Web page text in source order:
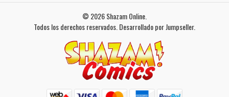
© 2026 Shazam Online.
Todos los derechos reservados. Desarrollado por Jumpseller.